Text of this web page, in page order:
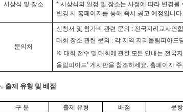
시상식 및 장소
* 시상식의 일정 및 장소는 사정에 따라 변경될
변경 시 홈페이지를 통해 즉시 공고 예정입니다.
문의처
신청서 및 참가비 관련 문의 : 전국지리교사연
대회 장소 관련 문의 : 각 지역 지리올림피아드
※ 대회 접수 및대회에 관한 모든 안내는 전국
올림피아드’ 게시판을 참조하세요. 홈페이지 주
. 출제 유형 및 배점
구 분 출제 유형 배점 문